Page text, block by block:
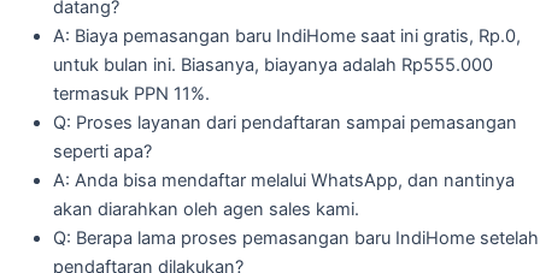
datang?
A: Biaya pemasangan baru IndiHome saat ini gratis, Rp.0,
untuk bulan ini. Biasanya, biayanya adalah Rp555.000
termasuk PPN 11%.
Q: Proses layanan dari pendaftaran sampai pemasangan
seperti apa?
A: Anda bisa mendaftar melalui WhatsApp, dan nantinya
akan diarahkan oleh agen sales kami.
Q: Berapa lama proses pemasangan baru IndiHome setelah
pendaftaran dilakukan?